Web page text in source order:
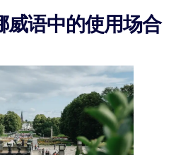
威语中的使用场合